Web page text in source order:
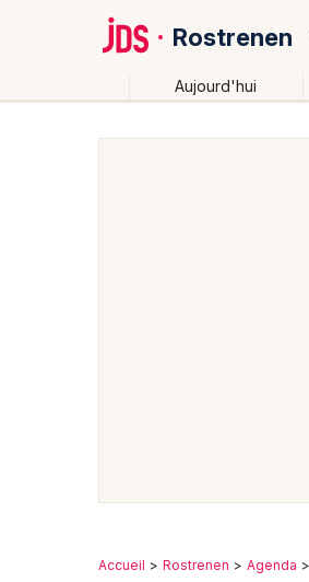
Rostrenen
Aujourd'hui
Accueil Rostrenen Agenda